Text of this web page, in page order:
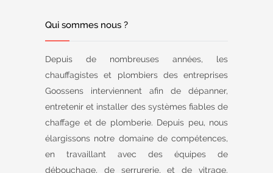
Qui sommes nous ?
Depuis de nombreuses années, les
chauffagistes et plombiers des entreprises
Goossens interviennent afin de dépanner,
entretenir et installer des systèmes fiables de
chaffage et de plomberie. Depuis peu, nous
élargissons notre domaine de compétences,
en travaillant avec des équipes de
débouchage, de serrurerie, et de vitrage.